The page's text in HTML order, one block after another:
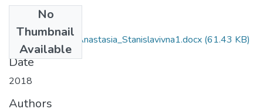
No
Thumbnail
Available
091_Sulzhitska_Anastasia_Stanislavivna1.docx (61.43 KB)
Date
2018
Authors